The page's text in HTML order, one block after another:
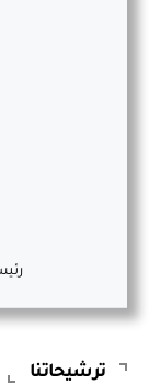
ترشيحاتنا